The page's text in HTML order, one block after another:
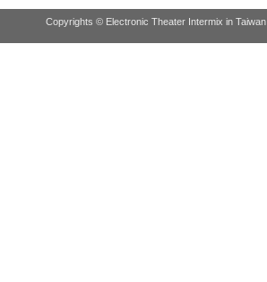
Copyrights © Electronic Theater Intermix in Taiwan